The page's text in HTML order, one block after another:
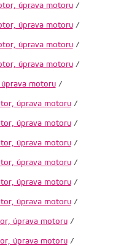
úprava motoru/
úprava motoru/
úprava motoru/
úprava motoru/
motoru/
úprava motoru/
úprava motoru/
úprava motoru/
úprava motoru/
úprava motoru/
úprava motoru/
úprava motoru/
úprava motoru/